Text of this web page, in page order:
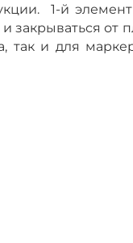
1-й
закрываться от
так и для